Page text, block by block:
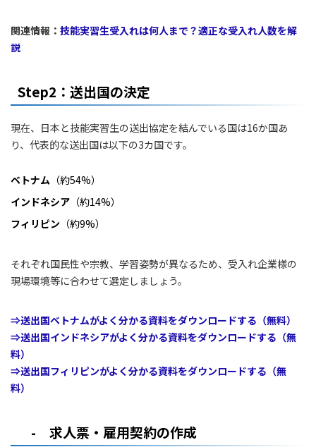
関連情報： 技能実習生受入れは何人まで？適正な受入れ人数を解
説
Step2：送出国の決定
現在、日本と技能実習生の送出協定を結んでいる国は16か国あ
り、代表的な送出国は以下の3カ国です。
ベトナム （約54%）
インドネシア （約14%）
フィリピン （約9%）
それぞれ国民性や宗教、学習姿勢が異なるため、受入れ企業様の
現場環境等に合わせて選定しましょう。
⇒送出国ベトナムがよく分かる資料をダウンロードする（無料）
⇒送出国インドネシアがよく分かる資料をダウンロードする（無
料）
⇒送出国フィリピンがよく分かる資料をダウンロードする（無
料）
- 求人票・雇用契約の作成